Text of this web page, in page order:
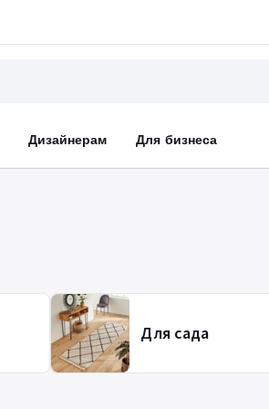
Дизайнерам Для бизнеса
Для сада